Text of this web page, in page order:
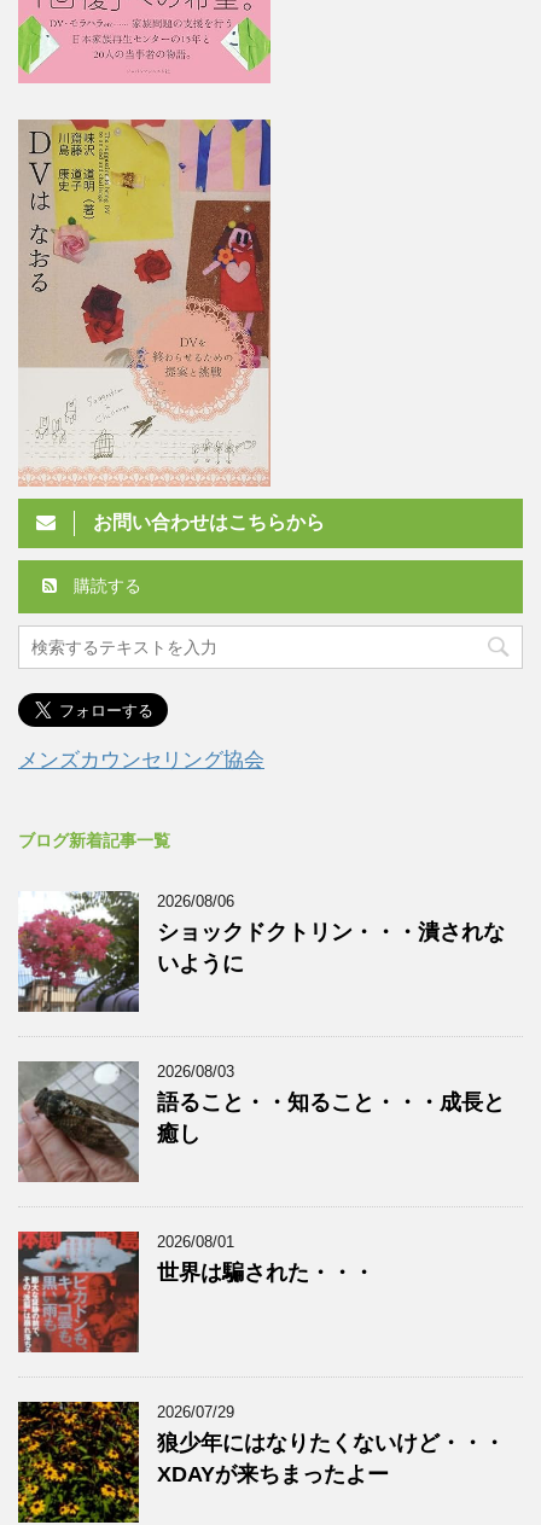
お問い合わせはこちらから
購読する
メンズカウンセリング協会
ブログ新着記事一覧
2026/08/06
ショックドクトリン・・・潰されな
いように
2026/08/03
語ること・・知ること・・・成長と
癒し
2026/08/01
世界は騙された・・・
2026/07/29
狼少年にはなりたくないけど・・・
XDAYが来ちまったよー